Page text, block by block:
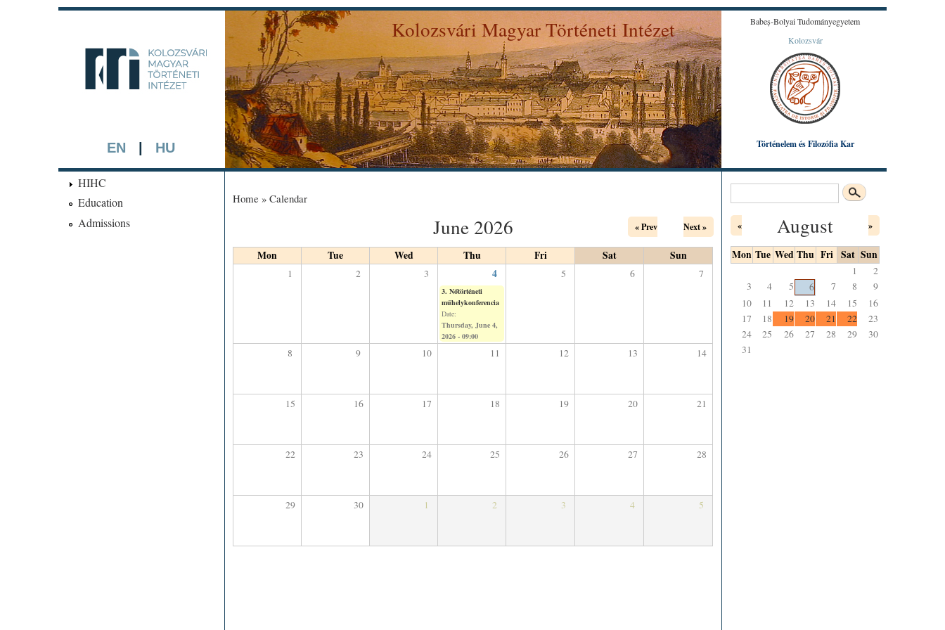
Skip to
main
content
EN HU
kmti.hiphi.ubbcluj.ro
Kolozsvári Magyar Történeti Intézet
A háttérben részlet a "Kolozsvár (a Fellegvárból)". című, 1843-ban Szatmáry Pap Károly által készített színezett litográfiából.
Babeș-Bolyai Tudományegyetem
Kolozsvár
Történelem és Filozófia Kar
HIHC
Education
Admissions
Home »Calendar
June 2026 « Prev Next »
Mon Tue Wed Thu Fri Sat Sun
1 2 3 4 5 6 7
3. Nőtörténeti
műhelykonferencia
Date:
Thursday, June 4,
2026 - 09:00
8 9 10 11 12 13 14
15 16 17 18 19 20 21
22 23 24 25 26 27 28
29 30 1 2 3 4 5
Search form
Search
August
« »
Mon Tue Wed Thu Fri Sat Sun
1
2
3
4 5 6 7 8
9
10
11 12 13 14 15
16
17
18 19 20 21 22
23
24
25 26 27 28 29
30
31